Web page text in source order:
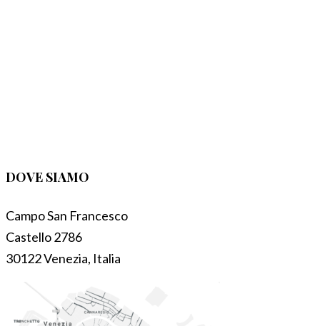
DOVE SIAMO
Campo San Francesco
Castello 2786
30122 Venezia, Italia